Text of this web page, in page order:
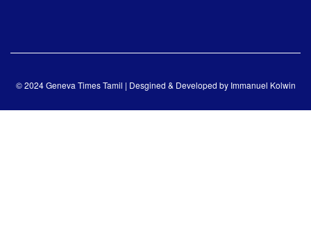
© 2024 Geneva Times Tamil | Desgined & Developed by Immanuel Kolwin